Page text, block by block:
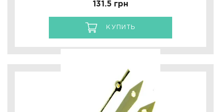
131.5 грн
КУПИТЬ